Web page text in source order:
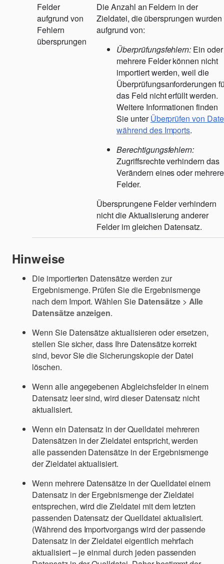
Felder
aufgrund von
Fehlern
übersprungen
Die Anzahl an Feldern in der
Zieldatei, die übersprungen wurden
aufgrund von:
Überprüfungsfehlern: Ein oder
mehrere Felder können nicht
importiert werden, weil die
Überprüfungsanforderungen
das Feld nicht erfüllt werden.
Weitere Informationen finden
Sie unterÜberprüfen von
während des Imports.
Berechtigungsfehlern:
Zugriffsrechte verhindern das
Verändern eines oder
Felder.
Übersprungene Felder verhindern
nicht die Aktualisierung anderer
Felder im gleichen Datensatz.
Hinweise
Die importierten Datensätze werden zur
Ergebnismenge. Prüfen Sie die Ergebnismenge
nach dem Import. Wählen Sie Datensätze > Alle
Datensätze anzeigen.
Wenn Sie Datensätze aktualisieren oder ersetzen,
stellen Sie sicher, dass Ihre Datensätze korrekt
sind, bevor Sie die Sicherungskopie der Datei
löschen.
Wenn alle angegebenen Abgleichsfelder in einem
Datensatz leer sind, wird dieser Datensatz nicht
aktualisiert.
Wenn ein Datensatz in der Quelldatei mehreren
Datensätzen in der Zieldatei entspricht, werden
alle passenden Datensätze in der Ergebnismenge
der Zieldatei aktualisiert.
Wenn mehrere Datensätze in der Quelldatei einem
Datensatz in der Ergebnismenge der Zieldatei
entsprechen, wird die Zieldatei mit dem letzten
passenden Datensatz der Quelldatei aktualisiert.
(Während des Importvorgangs wird der passende
Datensatz in der Zieldatei eigentlich mehrfach
aktualisiert – je einmal durch jeden passenden